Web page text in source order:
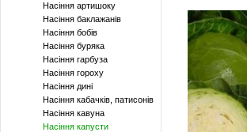
Насіння артишоку
Насіння баклажанів
Насіння бобів
Насіння буряка
Насіння гарбуза
Насіння гороху
Насіння дині
Насіння кабачків, патисонів
Насіння кавуна
Насіння капусти